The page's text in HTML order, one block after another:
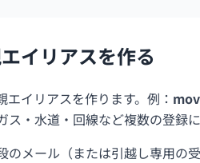
イリアスを作る
イリアスを作ります。例：
・水道・回線など複数の登録に
メール（または引越し専用の